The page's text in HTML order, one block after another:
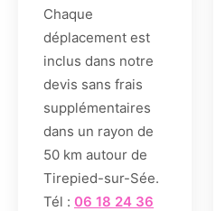
Chaque
déplacement est
inclus dans notre
devis sans frais
supplémentaires
dans un rayon de
50 km autour de
Tirepied-sur-Sée.
Tél : 06 18 24 36